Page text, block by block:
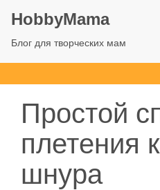
HobbyMama
Блог для творческих мам
Простой
плетения
шнура